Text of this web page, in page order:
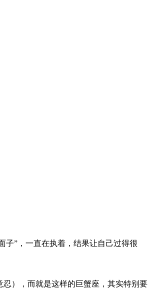
子”，一直在执着，结果让自己过得很
），而就是这样的巨蟹座，其实特别要